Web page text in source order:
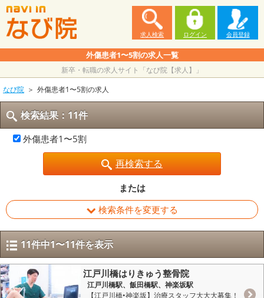
求人検索 ログイン 会員登録
外傷患者1〜5割の求人一覧
新卒・転職の求人サイト「なび院【求人】」
なび院
外傷患者1〜5割の求人
検索結果：11件
外傷患者1〜5割
再検索する
または
検索条件を変更する
11件中1〜11件を表示
江戸川橋はりきゅう整骨院
江戸川橋駅、飯田橋駅、神楽坂駅
【江戸川橋•神楽坂】治療スタッフ大大大募集！